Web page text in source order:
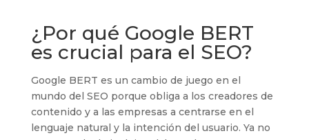
¿Por qué Google BERT
es crucial para el SEO?
Google BERT es un cambio de juego en el
mundo del SEO porque obliga a los creadores de
contenido y a las empresas a centrarse en el
lenguaje natural y la intención del usuario. Ya no